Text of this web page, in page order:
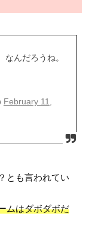
んだろうね。
February 11,
とも言われてい
ムはダボダボだ